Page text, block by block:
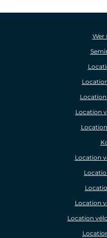
Wer
Location
Location
Location
Location